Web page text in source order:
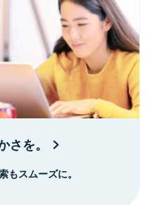
を。
もスムーズに。